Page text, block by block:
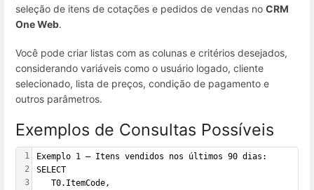
seleção de itens de cotações e pedidos de vendas no CRM
One Web.
Você pode criar listas com as colunas e critérios desejados,
considerando variáveis como o usuário logado, cliente
selecionado, lista de preços, condição de pagamento e
outros parâmetros.
Exemplos de Consultas Possíveis
1
2
3
Exemplo 1 – Itens vendidos nos últimos 90 dias:
SELECT
   T0.ItemCode,